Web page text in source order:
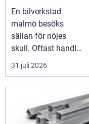
En bilverkstad
malmö besöks
sällan för nöjes
skull. Oftast handlar
det om att lösa ett
problem snabb...
31 juli 2026